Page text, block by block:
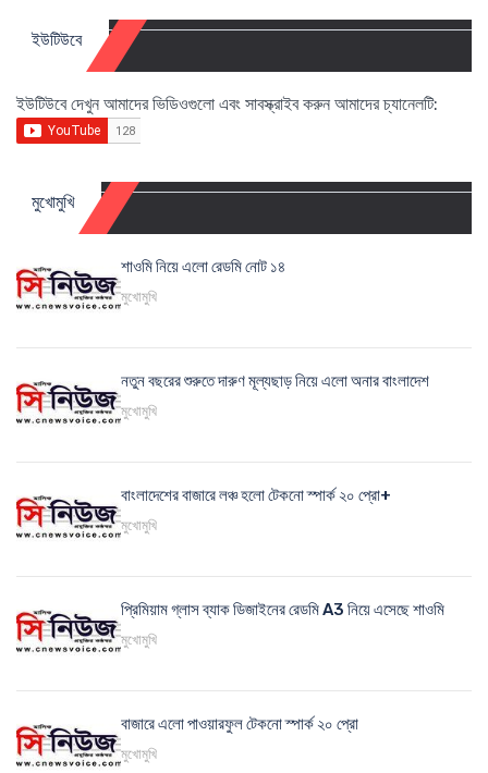
ইউটিউবে
ইউটিউবে দেখুন আমাদের ভিডিওগুলো এবং সাবস্ক্রাইব করুন আমাদের চ্যানেলটি:
মুখোমুখি
শাওমি নিয়ে এলো রেডমি নোট ১৪
মুখোমুখি
নতুন বছরের শুরুতে দারুণ মূল্যছাড় নিয়ে এলো অনার বাংলাদেশ
মুখোমুখি
বাংলাদেশের বাজারে লঞ্চ হলো টেকনো স্পার্ক ২০ প্রো+
মুখোমুখি
প্রিমিয়াম গ্লাস ব্যাক ডিজাইনের রেডমি A3 নিয়ে এসেছে শাওমি
মুখোমুখি
বাজারে এলো পাওয়ারফুল টেকনো স্পার্ক ২০ প্রো
মুখোমুখি